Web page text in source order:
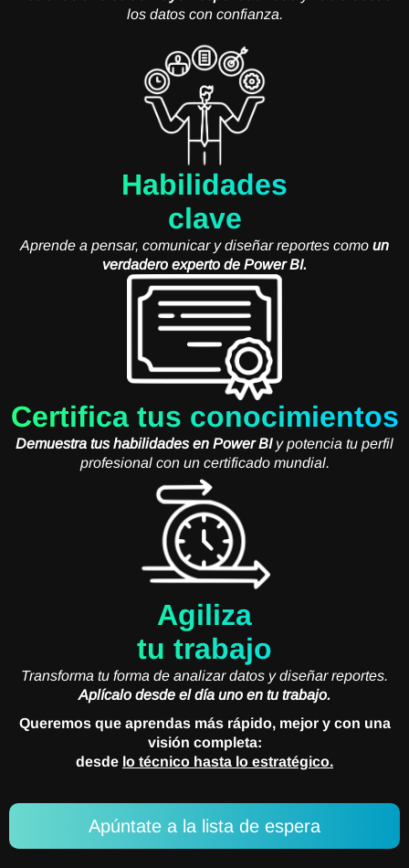
los datos con confianza.
Habilidades
clave
Aprende a pensar, comunicar y diseñar reportes como un
verdadero experto de Power BI.
Certifica tus conocimientos
Demuestra tus habilidades en Power BIy potencia tu perfil
profesional con un certificado mundial.
Agiliza
tu trabajo
Transforma tu forma de analizar datos y diseñar reportes.
Aplícalo desde el día uno en tu trabajo.
Queremos que aprendas más rápido, mejor y con una
visión completa:
desde lo técnico hasta lo estratégico.
Apúntate a la lista de espera